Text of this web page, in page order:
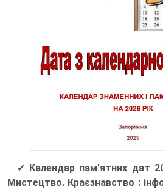
✔ Календар пам’ятних дат
Мистецтво. Краєзнавство :